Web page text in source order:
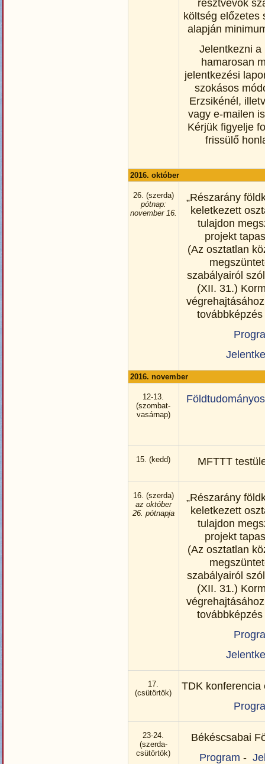
résztvevők
költség előzetes
alapján
Jelentkezni a
hamarosan
jelentkezési
szokásos
Erzsikénél,
vagy e-mailen
Kérjük figyelje
frissülő
2016. október
26. (szerda)
pótnap:
november 16.
„Részarány
keletkezett
tulajdon
projekt
(Az osztatlan
szabályairól
(XII. 31.)
2016. november
12-13.
(szombat-
vasárnap)
15. (kedd) MFTTT
16. (szerda)
az október
26. pótnapja
„Részarány
keletkezett
tulajdon
projekt
(Az osztatlan
szabályairól
(XII. 31.)
17.
(csütörtök)
TDK konferencia
23-24.
(szerda-
csütörtök)
Békéscsabai
Program -